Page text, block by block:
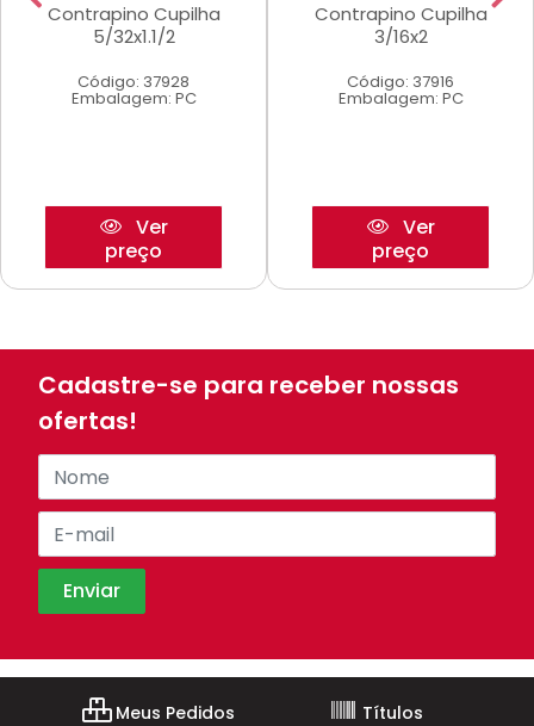
Contrapino Cupilha
5/32x1.1/2
Código: 37928
Embalagem: PC
Ver
preço
Contrapino Cupilha
3/16x2
Código: 37916
Embalagem: PC
Ver
preço
Cadastre-se para receber nossas
ofertas!
Meus Pedidos
Títulos